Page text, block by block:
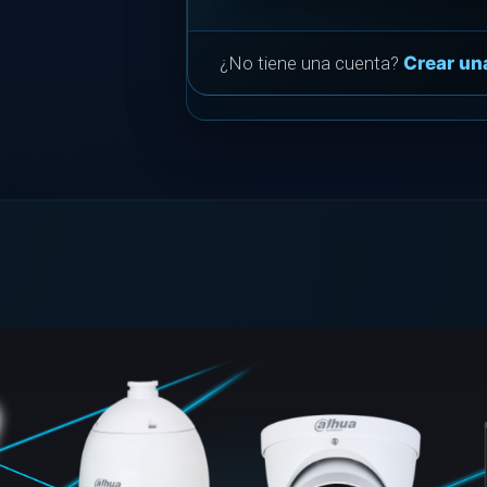
¿No tiene una cuenta? Crear